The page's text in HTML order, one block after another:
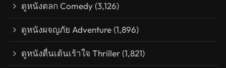
ดูหนังตลก Comedy(3,126)
ดูหนังผจญภัย Adventure(1,896)
ดูหนังตื่นเต้นเร้าใจ Thriller(1,821)